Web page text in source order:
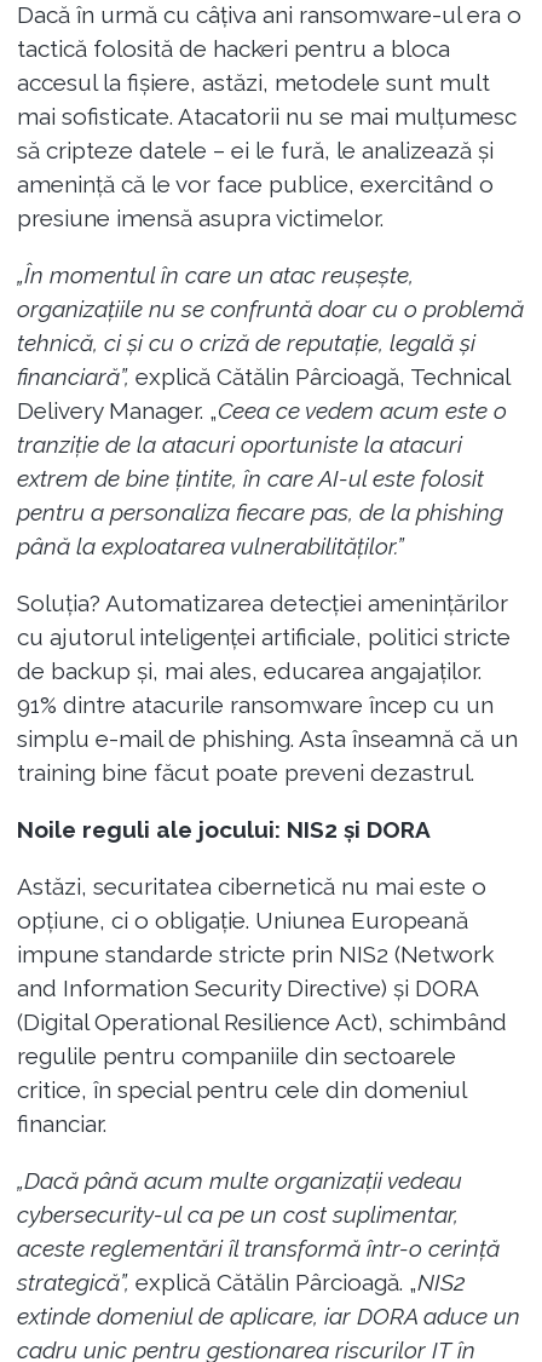
Dacă în urmă cu câțiva ani ransomware-ul era o
tactică folosită de hackeri pentru a bloca
accesul la fișiere, astăzi, metodele sunt mult
mai sofisticate. Atacatorii nu se mai mulțumesc
să cripteze datele – ei le fură, le analizează și
amenință că le vor face publice, exercitând o
presiune imensă asupra victimelor.
„În momentul în care un atac reușește,
organizațiile nu se confruntă doar cu o problemă
tehnică, ci și cu o criză de reputație, legală și
financiară”, explică Cătălin Pârcioagă, Technical
Delivery Manager. „Ceea ce vedem acum este o
tranziție de la atacuri oportuniste la atacuri
extrem de bine țintite, în care AI-ul este folosit
pentru a personaliza fiecare pas, de la phishing
până la exploatarea vulnerabilităților.”
Soluția? Automatizarea detecției amenințărilor
cu ajutorul inteligenței artificiale, politici stricte
de backup și, mai ales, educarea angajaților.
91% dintre atacurile ransomware încep cu un
simplu e-mail de phishing. Asta înseamnă că un
training bine făcut poate preveni dezastrul.
Noile reguli ale jocului: NIS2 și DORA
Astăzi, securitatea cibernetică nu mai este o
opțiune, ci o obligație. Uniunea Europeană
impune standarde stricte prin NIS2 (Network
and Information Security Directive) și DORA
(Digital Operational Resilience Act), schimbând
regulile pentru companiile din sectoarele
critice, în special pentru cele din domeniul
financiar.
„Dacă până acum multe organizații vedeau
cybersecurity-ul ca pe un cost suplimentar,
aceste reglementări îl transformă într-o cerință
strategică”, explică Cătălin Pârcioagă. „NIS2
extinde domeniul de aplicare, iar DORA aduce un
cadru unic pentru gestionarea riscurilor IT în